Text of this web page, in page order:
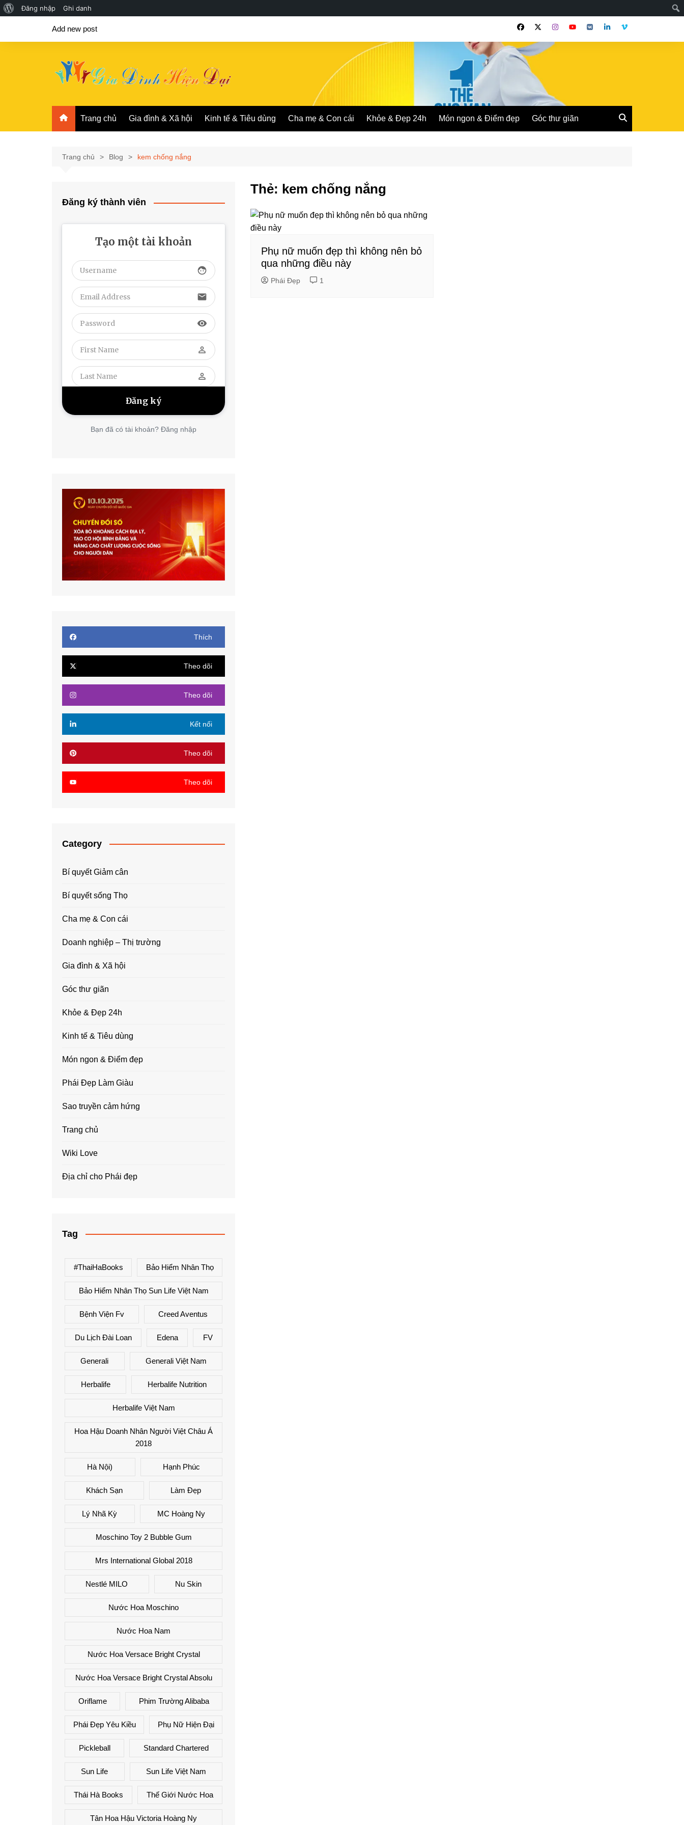
Giới
về
Đăng nhập Ghi danh
Add new post
Trang chủ Gia đình & Xã hội Kinh tế & Tiêu dùng Cha mẹ & Con cái Khỏe & Đẹp 24h Món ngon & Điểm đẹp Góc thư giãn
Trang chủ Blog kem chống nắng
Thẻ: kem chống nắng
Phụ nữ muốn đẹp thì không nên bỏ
qua những điều này
Phái Đẹp 1
Đăng ký thành viên
Tạo một tài khoản
face
email
visibility
perm_identity
perm_identity
Bạn đã có tài khoản? Đăng nhập
Thích
Theo dõi
Theo dõi
Kết nối
Theo dõi
Theo dõi
Category
Bí quyết Giảm cân
Bí quyết sống Thọ
Cha mẹ & Con cái
Doanh nghiệp – Thị trường
Gia đình & Xã hội
Góc thư giãn
Khỏe & Đẹp 24h
Kinh tế & Tiêu dùng
Món ngon & Điểm đẹp
Phái Đẹp Làm Giàu
Sao truyền cảm hứng
Trang chủ
Wiki Love
Địa chỉ cho Phái đẹp
Tag
#ThaiHaBooks Bảo Hiểm Nhân Thọ
Bảo Hiểm Nhân Thọ Sun Life Việt Nam
Bệnh Viện Fv Creed Aventus
Du Lịch Đài Loan Edena FV
Generali Generali Việt Nam
Herbalife Herbalife Nutrition
Herbalife Việt Nam
Hoa Hậu Doanh Nhân Người Việt Châu Á
2018
Hà Nội) Hạnh Phúc
Khách Sạn Làm Đẹp
Lý Nhã Kỳ MC Hoàng Ny
Moschino Toy 2 Bubble Gum
Mrs International Global 2018
Nestlé MILO Nu Skin
Nước Hoa Moschino
Nước Hoa Nam
Nước Hoa Versace Bright Crystal
Nước Hoa Versace Bright Crystal Absolu
Oriflame Phim Trường Alibaba
Phái Đẹp Yêu Kiều Phụ Nữ Hiện Đại
Pickleball Standard Chartered
Sun Life Sun Life Việt Nam
Thái Hà Books Thế Giới Nước Hoa
Tân Hoa Hậu Victoria Hoàng Ny